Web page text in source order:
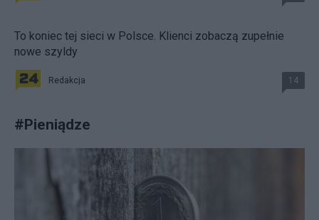
To koniec tej sieci w Polsce. Klienci zobaczą zupełnie
nowe szyldy
Redakcja 14
#Pieniądze